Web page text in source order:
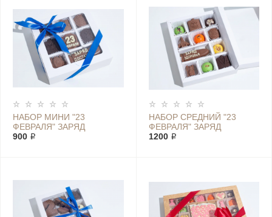
НАБОР МИНИ "23
ФЕВРАЛЯ" ЗАРЯД
ДОСТАТКА
900 ₽
НАБОР СРЕДНИЙ "23
ФЕВРАЛЯ" ЗАРЯД
ЗДОРОВЬЯ
1200 ₽